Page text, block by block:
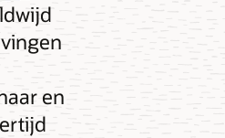
en